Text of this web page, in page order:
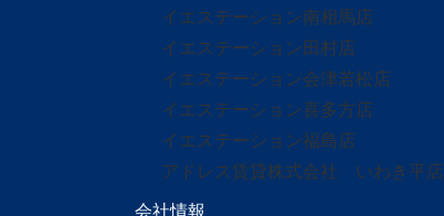
イエステーション南相馬店
イエステーション田村店
イエステーション会津若松店
イエステーション喜多方店
イエステーション福島店
アドレス賃貸株式会社 いわき平店
会社情報